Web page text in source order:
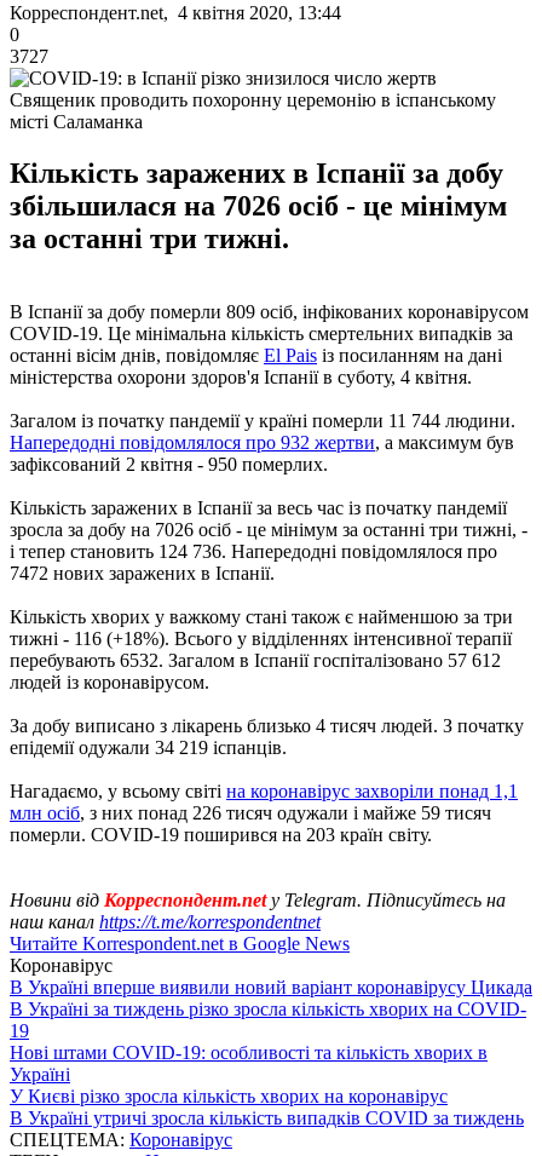
Корреспондент.net, 4 квітня 2020, 13:44
0
3727
Священик проводить похоронну церемонію в іспанському
місті Саламанка
Кількість заражених в Іспанії за добу
збільшилася на 7026 осіб - це мінімум
за останні три тижні.
В Іспанії за добу померли 809 осіб, інфікованих коронавірусом
COVID-19. Це мінімальна кількість смертельних випадків за
останні вісім днів, повідомляє El Pais із посиланням на дані
міністерства охорони здоров'я Іспанії в суботу, 4 квітня.
Загалом із початку пандемії у країні померли 11 744 людини.
Напередодні повідомлялося про 932 жертви, а максимум був
зафіксований 2 квітня - 950 померлих.
Кількість заражених в Іспанії за весь час із початку пандемії
зросла за добу на 7026 осіб - це мінімум за останні три тижні, -
і тепер становить 124 736. Напередодні повідомлялося про
7472 нових заражених в Іспанії.
Кількість хворих у важкому стані також є найменшою за три
тижні - 116 (+18%). Всього у відділеннях інтенсивної терапії
перебувають 6532. Загалом в Іспанії госпіталізовано 57 612
людей із коронавірусом.
За добу виписано з лікарень близько 4 тисяч людей. З початку
епідемії одужали 34 219 іспанців.
Нагадаємо, у всьому світі на коронавірус захворіли понад 1,1
млн осіб, з них понад 226 тисяч одужали і майже 59 тисяч
померли. COVID-19 поширився на 203 країн світу.
Новини від Корреспондент.netу Telegram. Підписуйтесь на
наш канал https://t.me/korrespondentnet
Читайте Korrespondent.net в Google News
Коронавірус
В Україні вперше виявили новий варіант коронавірусу Цикада
В Україні за тиждень різко зросла кількість хворих на COVID-
19
Нові штами COVID-19: особливості та кількість хворих в
Україні
У Києві різко зросла кількість хворих на коронавірус
В Україні утричі зросла кількість випадків COVID за тиждень
СПЕЦТЕМА: Коронавірус